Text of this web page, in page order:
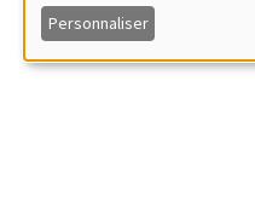
des
Personnaliser